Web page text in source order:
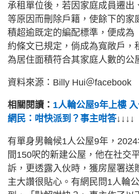
承租單位後，若因家庭成員遷出
等原因而刪除戶籍，使餘下的家
積超逾既定的編配標準，便成為
約條文已規定，倘成為寬敞戶，
為居住面積符合其家庭人數的公
資料來源：Billy Hui＠facebook
相關閱讀： 1人輪公屋9年上樓
網民：咁快派到？事主咁答↓↓↓↓
有單身男輪候1人公屋9年，
間150呎的新建公屋，他在社交
訴，更透露入伙時，獲房屋署送
主大讚很貼心。有網民問1人輪